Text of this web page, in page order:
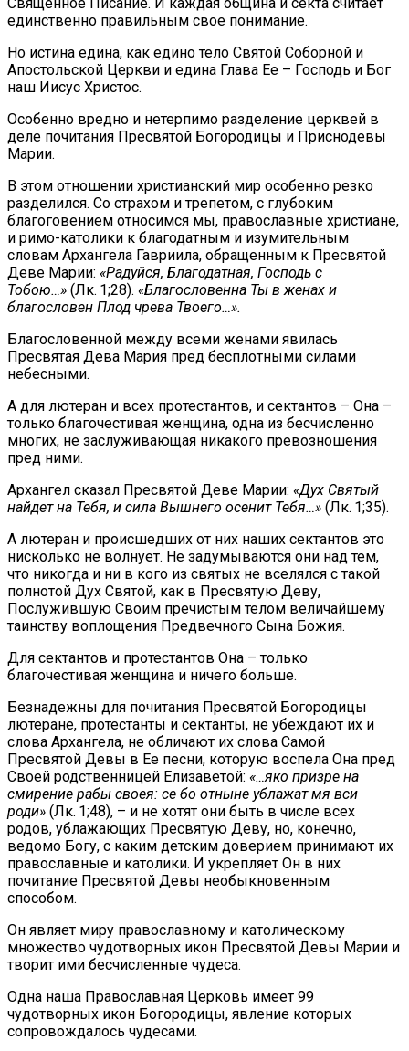
единственно правильным свое понимание.
Но истина едина, как едино тело Святой Соборной и
Апостольской Церкви и едина Глава Ее – Господь и Бог
наш Иисус Христос.
Особенно вредно и нетерпимо разделение церквей в
деле почитания Пресвятой Богородицы и Приснодевы
Марии.
В этом отношении христианский мир особенно резко
разделился. Со страхом и трепетом, с глубоким
благоговением относимся мы, православные христиане,
и римо-католики к благодатным и изумительным
словам Архангела Гавриила, обращенным к Пресвятой
Деве Марии: «Радуйся, Благодатная, Господь с
Тобою…» (Лк. 1;28). «Благословенна Ты в женах и
благословен Плод чрева Твоего…».
Благословенной между всеми женами явилась
Пресвятая Дева Мария пред бесплотными силами
небесными.
А для лютеран и всех протестантов, и сектантов – Она –
только благочестивая женщина, одна из бесчисленно
многих, не заслуживающая никакого превозношения
пред ними.
Архангел сказал Пресвятой Деве Марии: «Дух Святый
найдет на Тебя, и сила Вышнего осенит Тебя…» (Лк. 1;35).
А лютеран и происшедших от них наших сектантов это
нисколько не волнует. Не задумываются они над тем,
что никогда и ни в кого из святых не вселялся с такой
полнотой Дух Святой, как в Пресвятую Деву,
Послужившую Своим пречистым телом величайшему
таинству воплощения Предвечного Сына Божия.
Для сектантов и протестантов Она – только
благочестивая женщина и ничего больше.
Безнадежны для почитания Пресвятой Богородицы
лютеране, протестанты и сектанты, не убеждают их и
слова Архангела, не обличают их слова Самой
Пресвятой Девы в Ее песни, которую воспела Она пред
Своей родственницей Елизаветой: «…яко призре на
смирение рабы своея: се бо отныне ублажат мя вси
роди» (Лк. 1;48), – и не хотят они быть в числе всех
родов, ублажающих Пресвятую Деву, но, конечно,
ведомо Богу, с каким детским доверием принимают их
православные и католики. И укрепляет Он в них
почитание Пресвятой Девы необыкновенным
способом.
Он являет миру православному и католическому
множество чудотворных икон Пресвятой Девы Марии и
творит ими бесчисленные чудеса.
Одна наша Православная Церковь имеет 99
чудотворных икон Богородицы, явление которых
сопровождалось чудесами.